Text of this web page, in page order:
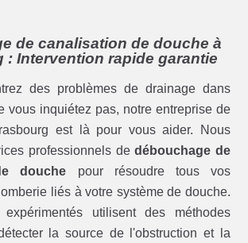
de canalisation de douche à
: Intervention rapide garantie
des problèmes de drainage dans
vous inquiétez pas, notre entreprise de
est là pour vous aider. Nous
professionnels dedébouchage de
douche pour résoudre tous vos
liés à votre système de douche.
utilisent des méthodes
la source de l'obstruction et la